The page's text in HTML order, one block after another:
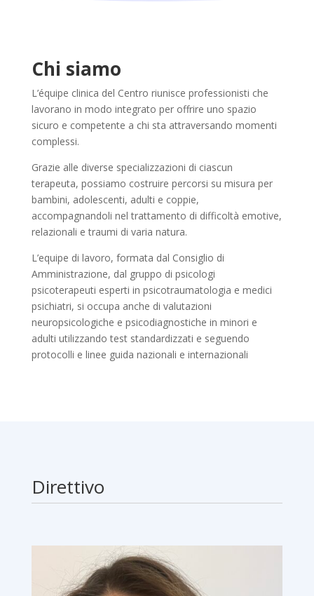
Chi siamo
L’équipe clinica del Centro riunisce professionisti che
lavorano in modo integrato per offrire uno spazio
sicuro e competente a chi sta attraversando momenti
complessi.
Grazie alle diverse specializzazioni di ciascun
terapeuta, possiamo costruire percorsi su misura per
bambini, adolescenti, adulti e coppie,
accompagnandoli nel trattamento di difficoltà emotive,
relazionali e traumi di varia natura.
L’equipe di lavoro, formata dal Consiglio di
Amministrazione, dal gruppo di psicologi
psicoterapeuti esperti in psicotraumatologia e medici
psichiatri, si occupa anche di valutazioni
neuropsicologiche e psicodiagnostiche in minori e
adulti utilizzando test standardizzati e seguendo
protocolli e linee guida nazionali e internazionali
Direttivo